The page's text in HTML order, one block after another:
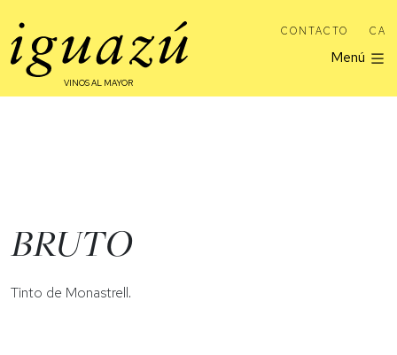
CONTACTO CA
Menú
VINOS AL MAYOR
BRUTO
Tinto de Monastrell.